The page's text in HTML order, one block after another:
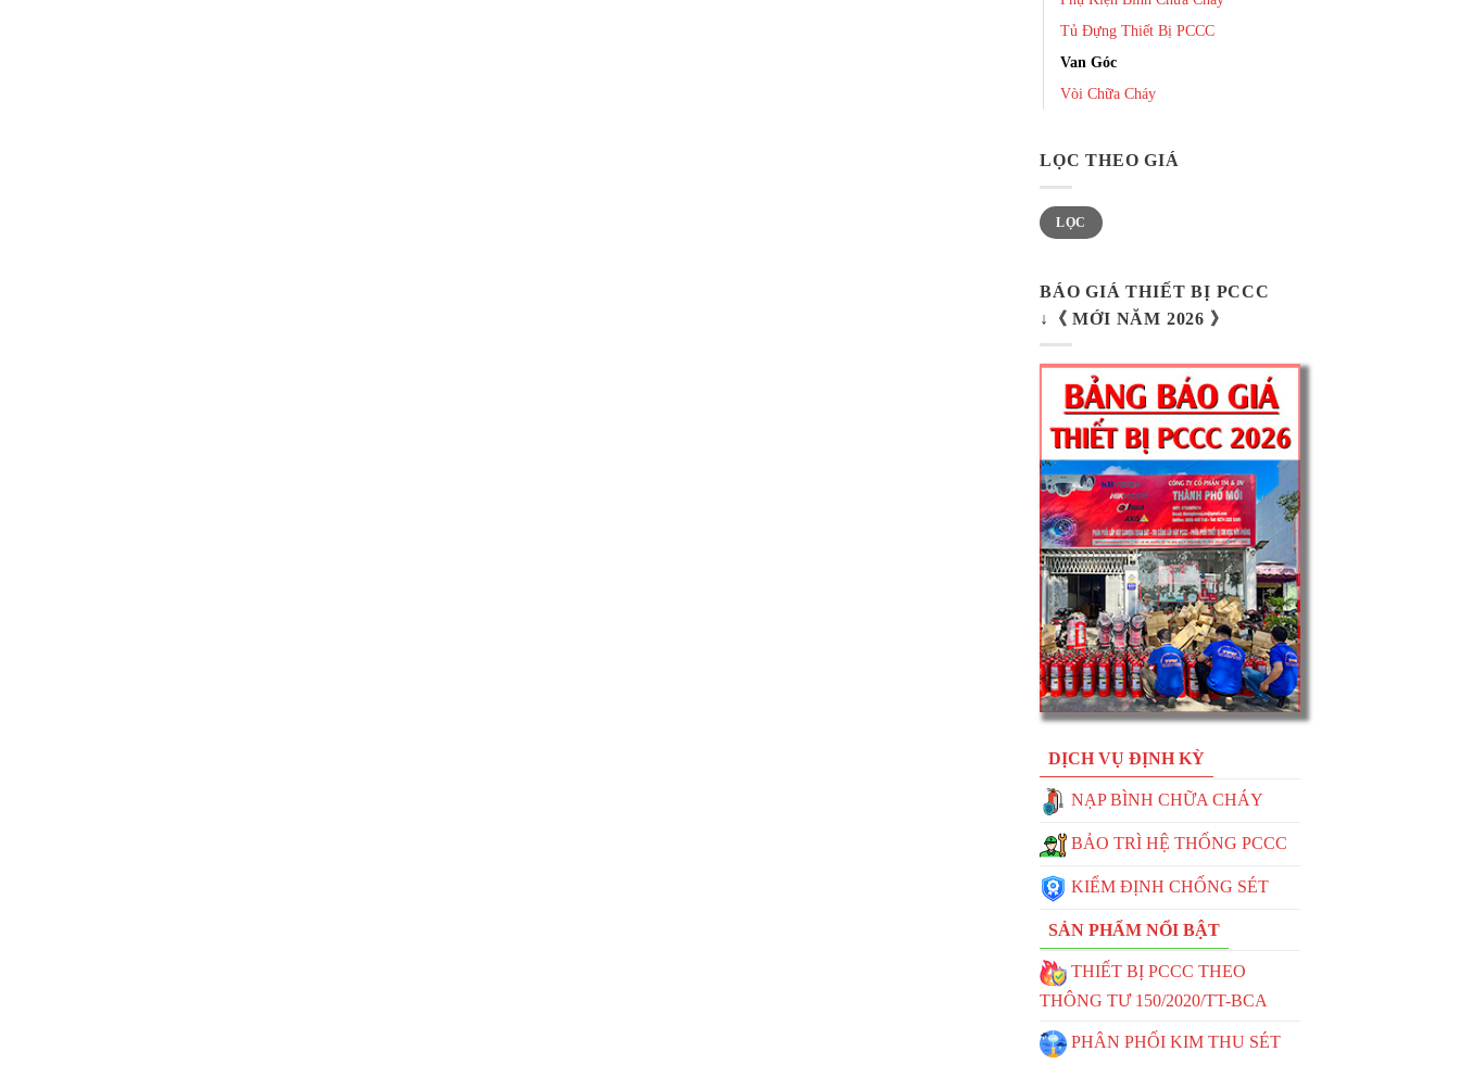
Tủ Đựng Thiết Bị PCCC
Van Góc
Vòi Chữa Cháy
LỌC THEO GIÁ
Giá
thấp
nhất
Giá
cao
nhất
LỌC
BÁO GIÁ THIẾT BỊ PCCC
↓《 MỚI NĂM 2026 》
DỊCH VỤ ĐỊNH KỲ
NẠP BÌNH CHỮA CHÁY
BẢO TRÌ HỆ THỐNG PCCC
KIỂM ĐỊNH CHỐNG SÉT
SẢN PHẨM NỔI BẬT
THIẾT BỊ PCCC THEO
THÔNG TƯ 150/2020/TT-BCA
PHÂN PHỐI KIM THU SÉT